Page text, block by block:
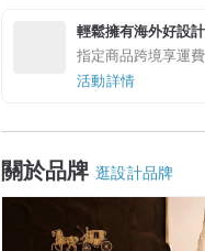
輕鬆擁有海外好設計
指定商品跨境享運
活動詳情
關於品牌 逛設計品牌